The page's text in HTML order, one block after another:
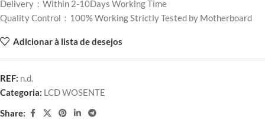
Delivery：Within 2-10Days Working Time
Quality Control：100% Working Strictly Tested by Motherboard
Adicionar à lista de desejos
REF: n.d.
Categoria: LCD WOSENTE
Share: